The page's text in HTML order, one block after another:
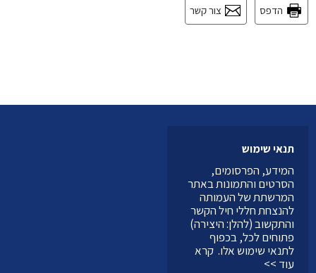
הדפס צור קשר
תנאי שימוש
המידע, הפרסומים,
הסרטים והתמונות באתר
המרשתת של העמותה
להנצחת חללי חיל הקשר
והתקשוב (להלן: היצירה)
פתוחים לכל, בכפוף
לתנאי שימוש אלו.קרא
עוד >>